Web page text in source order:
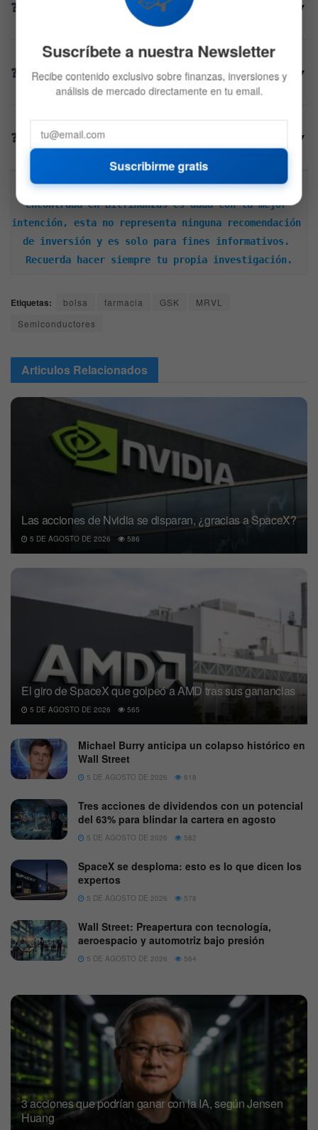
subieron un 4% en la preapertura?
▼
¿Cómo reaccionó el sector de semiconductores
tras la reciente liquidación tecnológica?
▼
¿Qué restricciones impuso el Pentágono a las
principales empresas tecnológicas de China?
▼
Descargo de responsabilidad: Toda la información
encontrada en Bitfinanzas es dada con la mejor
intención, esta no representa ninguna recomendación
de inversión y es solo para fines informativos.
Recuerda hacer siempre tu propia investigación.
Etiquetas: bolsa farmacia GSK
MRVL
Semiconductores
Articulos Relacionados
Las acciones de Nvidia se disparan, ¿gracias a SpaceX?
5 DE AGOSTO DE 2026 586
El giro de SpaceX que golpeó a AMD tras sus ganancias
5 DE AGOSTO DE 2026 565
Michael Burry anticipa un colapso histórico en
Wall Street
5 DE AGOSTO DE 2026 618
Tres acciones de dividendos con un potencial
del 63% para blindar la cartera en agosto
5 DE AGOSTO DE 2026 582
SpaceX se desploma: esto es lo que dicen los
expertos
5 DE AGOSTO DE 2026 578
Wall Street: Preapertura con tecnología,
aeroespacio y automotriz bajo presión
5 DE AGOSTO DE 2026 564
3 acciones que podrían ganar con la IA, según Jensen
Huang
Suscríbete a nuestra Newsletter
Recibe contenido exclusivo sobre finanzas, inversiones y
análisis de mercado directamente en tu email.
Suscribirme gratis